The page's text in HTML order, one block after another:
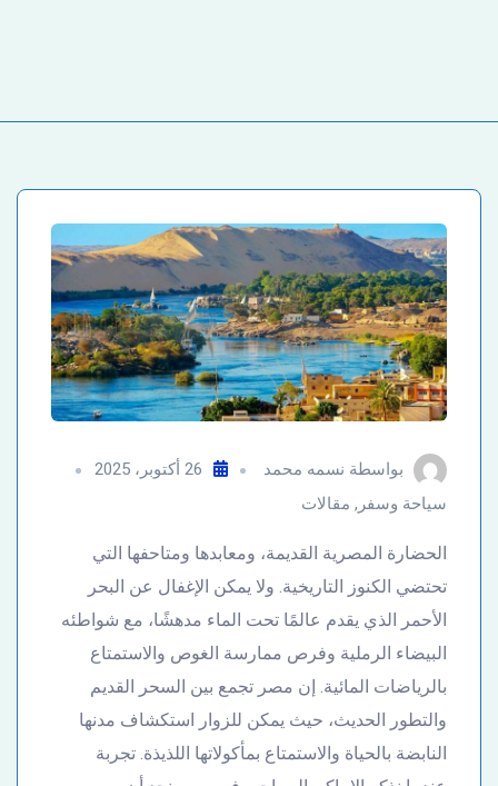
بواسطة نسمه محمد
26 أكتوبر، 2025
سياحة وسفر , مقالات
الحضارة المصرية القديمة، ومعابدها ومتاحفها التي
تحتضي الكنوز التاريخية. ولا يمكن الإغفال عن البحر
الأحمر الذي يقدم عالمًا تحت الماء مدهشًا، مع شواطئه
البيضاء الرملية وفرص ممارسة الغوص والاستمتاع
بالرياضات المائية. إن مصر تجمع بين السحر القديم
والتطور الحديث، حيث يمكن للزوار استكشاف مدنها
النابضة بالحياة والاستمتاع بمأكولاتها اللذيذة. تجربة